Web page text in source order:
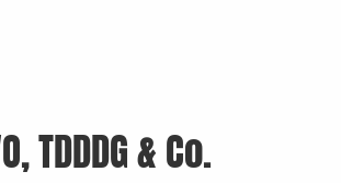
& Co.